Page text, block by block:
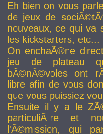
Eh bien on vous
de jeux de
nouveaux, ce qui va
les kickstarters, etc...
On enchaÃ®ne
jeu de plateau
bÃ©nÃ©voles ont
libre afin de vous
que vous puissiez
Ensuite il y a le
particuliÃ¨re et
l'Ã©mission, qui